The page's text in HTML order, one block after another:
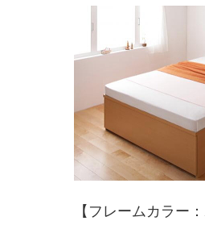
【フレームカラー